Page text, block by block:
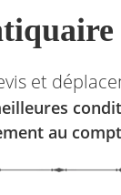
et
au